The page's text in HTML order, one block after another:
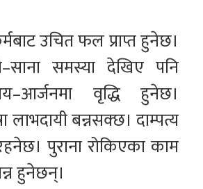
उचित फल प्राप्त हुनेछ।
समस्या देखिए पनि
वृद्धि हुनेछ।
लाभदायी बन्नसक्छ। दाम्पत्य
पुराना रोकिएका काम
हुनेछन्।